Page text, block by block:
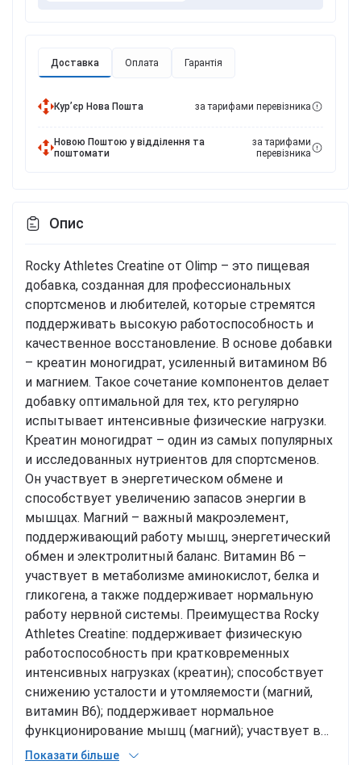
Доставка Оплата Гарантія
Курʼєр Нова Пошта за тарифами перевізника
Новою Поштою у відділення та
поштомати
за тарифами
перевізника
Опис
Rocky Athletes Creatine от Olimp – это пищевая
добавка, созданная для профессиональных
спортсменов и любителей, которые стремятся
поддерживать высокую работоспособность и
качественное восстановление. В основе добавки
– креатин моногидрат, усиленный витамином B6
и магнием. Такое сочетание компонентов делает
добавку оптимальной для тех, кто регулярно
испытывает интенсивные физические нагрузки.
Креатин моногидрат – один из самых популярных
и исследованных нутриентов для спортсменов.
Он участвует в энергетическом обмене и
способствует увеличению запасов энергии в
мышцах. Магний – важный макроэлемент,
поддерживающий работу мышц, энергетический
обмен и электролитный баланс. Витамин B6 –
участвует в метаболизме аминокислот, белка и
гликогена, а также поддерживает нормальную
работу нервной системы. Преимущества Rocky
Athletes Creatine: поддерживает физическую
работоспособность при кратковременных
интенсивных нагрузках (креатин); способствует
снижению усталости и утомляемости (магний,
витамин B6); поддерживает нормальное
функционирование мышц (магний); участвует в
поддержании электролитного баланса (магний);
Показати більше